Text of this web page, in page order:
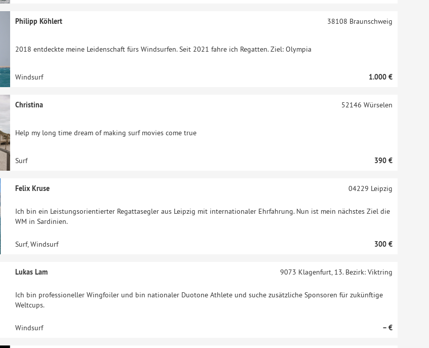
Philipp Köhlert
2018 entdeckte meine Leidenschaft fürs Windsurfen. Seit 2021 fahre ich Regatten. Ziel: Olympia
38108 Braunschweig
Windsurf 1.000 €
Christina
Help my long time dream of making surf movies come true
52146 Würselen
Surf 390 €
Felix Kruse
Ich bin ein Leistungsorientierter Regattasegler aus Leipzig mit internationaler Ehrfahrung. Nun ist mein nächstes Ziel die
WM in Sardinien.
04229 Leipzig
Surf, Windsurf 300 €
Lukas Lam
Ich bin professioneller Wingfoiler und bin nationaler Duotone Athlete und suche zusätzliche Sponsoren für zukünftige
Weltcups.
9073 Klagenfurt, 13. Bezirk: Viktring
Windsurf – €